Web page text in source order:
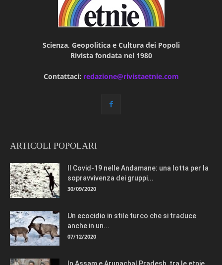
Scienza, Geopolitica e Cultura dei Popoli
Rivista fondata nel 1980
Contattaci: redazione@rivistaetnie.com
ARTICOLI POPOLARI
Il Covid-19 nelle Andamane: una lotta per la
sopravvivenza dei gruppi...
30/09/2020
Un ecocidio in stile turco che si traduce
anche in un...
07/12/2020
In Assam e Arunachal Pradesh, tra le etnie